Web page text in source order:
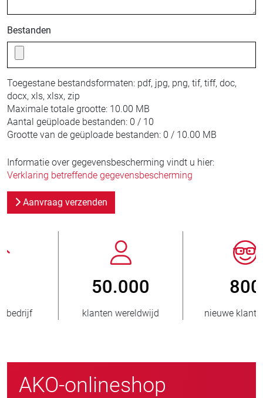
Bestanden
Toegestane bestandsformaten: pdf, jpg, png, tif, tiff, doc,
docx, xls, xlsx, zip
Maximale totale grootte: 10.00 MB
Aantal geüploade bestanden: 0 / 10
Grootte van de geüploade bestanden: 0 / 10.00 MB
Informatie over gegevensbescherming vindt u hier:
Verklaring betreffende gegevensbescherming
Aanvraag verzenden
nieuwe klanten/jaar
> 3.500.000
verkochte eenheden
AKO-onlineshop